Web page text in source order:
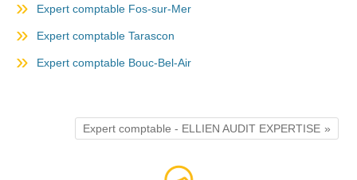
Expert comptable Fos-sur-Mer
Expert comptable Tarascon
Expert comptable Bouc-Bel-Air
Expert comptable - ELLIEN AUDIT EXPERTISE